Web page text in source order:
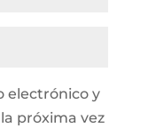
electrónico y
próxima vez